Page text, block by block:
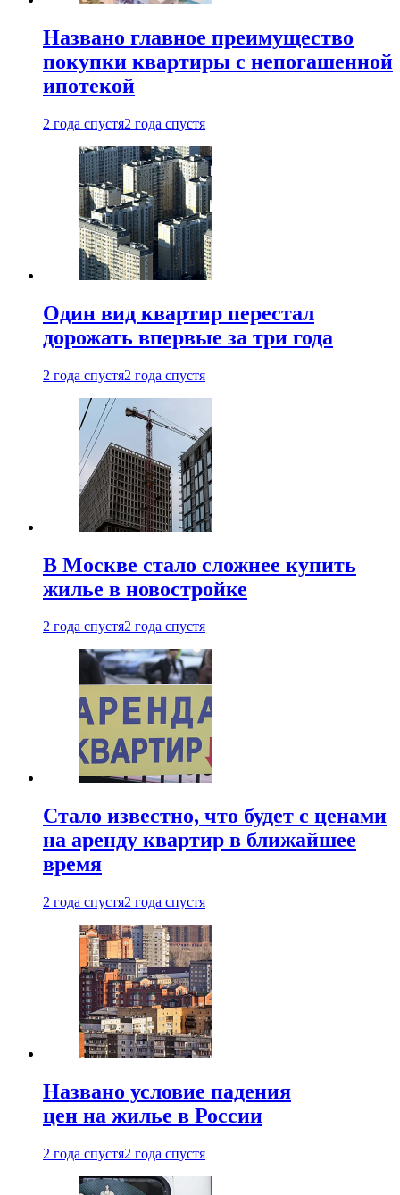
Названо главное преимущество
покупки квартиры с непогашенной
ипотекой
2 года спустя2 года спустя
Один вид квартир перестал
дорожать впервые за три года
2 года спустя2 года спустя
В Москве стало сложнее купить
жилье в новостройке
2 года спустя2 года спустя
Стало известно, что будет с ценами
на аренду квартир в ближайшее
время
2 года спустя2 года спустя
Названо условие падения
цен на жилье в России
2 года спустя2 года спустя